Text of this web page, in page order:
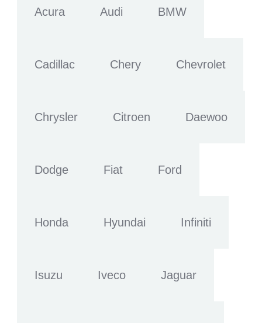
Acura Audi BMW
Cadillac Chery Chevrolet
Chrysler Citroen Daewoo
Dodge Fiat Ford
Honda Hyundai Infiniti
Isuzu Iveco Jaguar